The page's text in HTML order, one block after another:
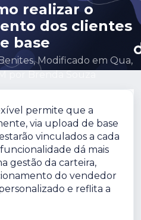
realizar o
dos clientes
base
Modificado em Qua,
permite que a
via upload de base
vinculados a cada
dá mais
gestão da carteira,
do vendedor
e reflita a